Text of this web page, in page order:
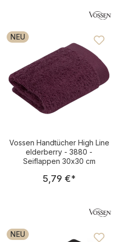
NEU
Vossen Handtücher High Line
elderberry - 3880 -
Seiflappen 30x30 cm
Regulärer
5,79 €*
NEU